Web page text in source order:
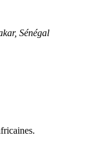
Sénégal